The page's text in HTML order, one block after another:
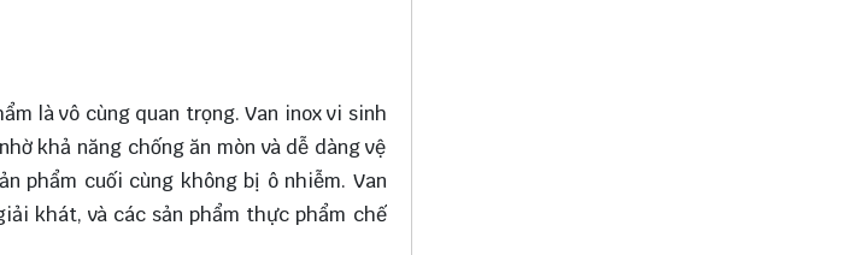
là vô cùng quan trọng. Van inox vi sinh
khả năng chống ăn mòn và dễ dàng vệ
phẩm cuối cùng không bị ô nhiễm. Van
khát, và các sản phẩm thực phẩm chế